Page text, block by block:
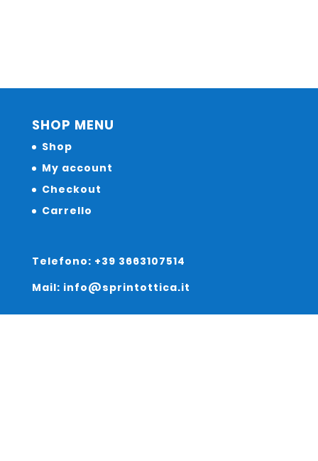
SHOP MENU
Shop
My account
Checkout
Carrello
Telefono: +39 3663107514
Mail: info@sprintottica.it